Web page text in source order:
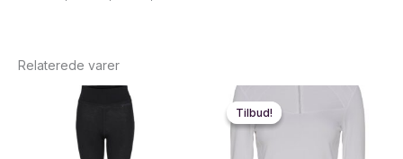
Relaterede varer
Tilbud!
Tilbud!